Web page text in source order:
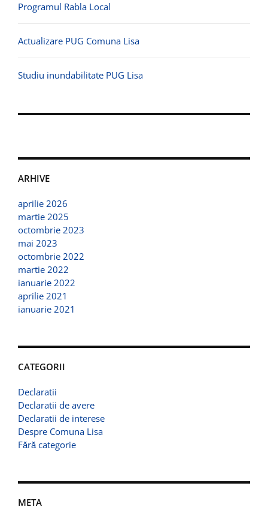
Programul Rabla Local
Actualizare PUG Comuna Lisa
Studiu inundabilitate PUG Lisa
ARHIVE
aprilie 2026
martie 2025
octombrie 2023
mai 2023
octombrie 2022
martie 2022
ianuarie 2022
aprilie 2021
ianuarie 2021
CATEGORII
Declaratii
Declaratii de avere
Declaratii de interese
Despre Comuna Lisa
Fără categorie
META